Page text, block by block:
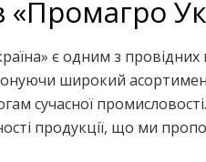
«Промагро
є одним з провідних
широкий асортимент
сучасної
продукції, що ми